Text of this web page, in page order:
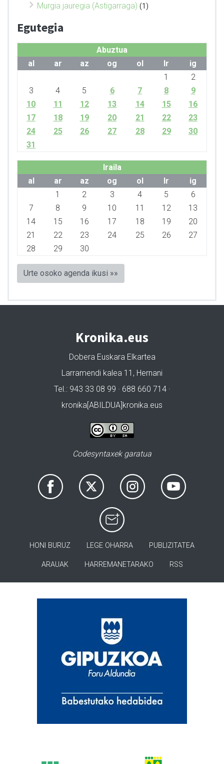
Murgia jauregia (Astigarraga) (1)
Egutegia
Abuztua
al
ar az og ol lr
ig
1
2
3
4 5 6 7 8
9
10
11 12 13 14 15
16
17
18 19 20 21 22
23
24
25 26 27 28 29
30
31
Iraila
al
ar az og ol lr
ig
1
2 3 4 5
6
7
8 9 10 11 12
13
14
15 16 17 18 19
20
21
22 23 24 25 26
27
28
29 30
Urte osoko agenda ikusi »»
Kronika.eus
Dobera Euskara Elkartea
Larramendi kalea 11, Hernani
Tel.: 943 33 08 99 · 688 660 714 ·
kronika[ABILDUA]kronika.eus
Codesyntaxek garatua
HONI BURUZ LEGE OHARRA PUBLIZITATEA
ARAUAK HARREMANETARAKO RSS